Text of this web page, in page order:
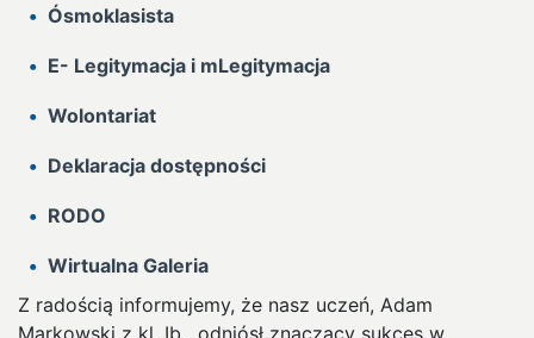
Ósmoklasista
E- Legitymacja i mLegitymacja
Wolontariat
Deklaracja dostępności
RODO
Wirtualna Galeria
Z radością informujemy, że nasz uczeń, Adam
Markowski z kl. Ib , odniósł znaczący sukces w